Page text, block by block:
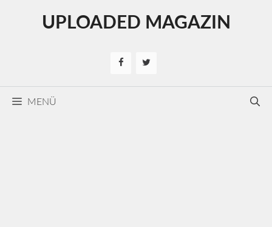
UPLOADED MAGAZIN
MENÜ